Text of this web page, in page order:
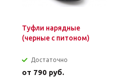
Туфли нарядные
(черные с питоном)
Достаточно
от 790 руб.